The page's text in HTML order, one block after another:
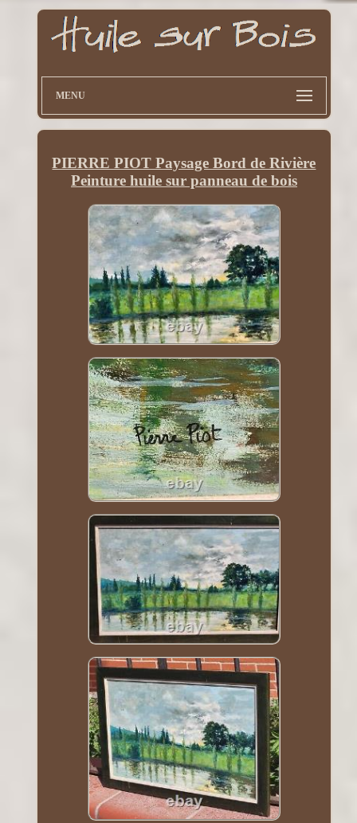
MENU
PIERRE PIOT Paysage Bord de Rivière
Peinture huile sur panneau de bois